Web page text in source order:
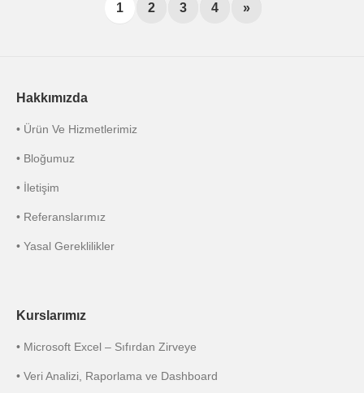
1 2 3 4 »
Hakkımızda
• Ürün Ve Hizmetlerimiz
• Bloğumuz
• İletişim
• Referanslarımız
• Yasal Gereklilikler
Kurslarımız
• Microsoft Excel – Sıfırdan Zirveye
• Veri Analizi, Raporlama ve Dashboard